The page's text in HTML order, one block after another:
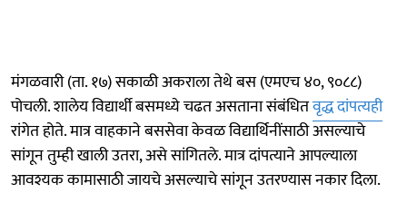
मंगळवारी (ता. १७) सकाळी अकराला तेथे बस (एमएच ४०, ९०८८)
पोचली. शालेय विद्यार्थी बसमध्ये चढत असताना संबंधितवृद्ध दांपत्यही
रांगेत होते. मात्र वाहकाने बससेवा केवळ विद्यार्थिनींसाठी असल्याचे
सांगून तुम्ही खाली उतरा, असे सांगितले. मात्र दांपत्याने आपल्याला
आवश्यक कामासाठी जायचे असल्याचे सांगून उतरण्यास नकार दिला.